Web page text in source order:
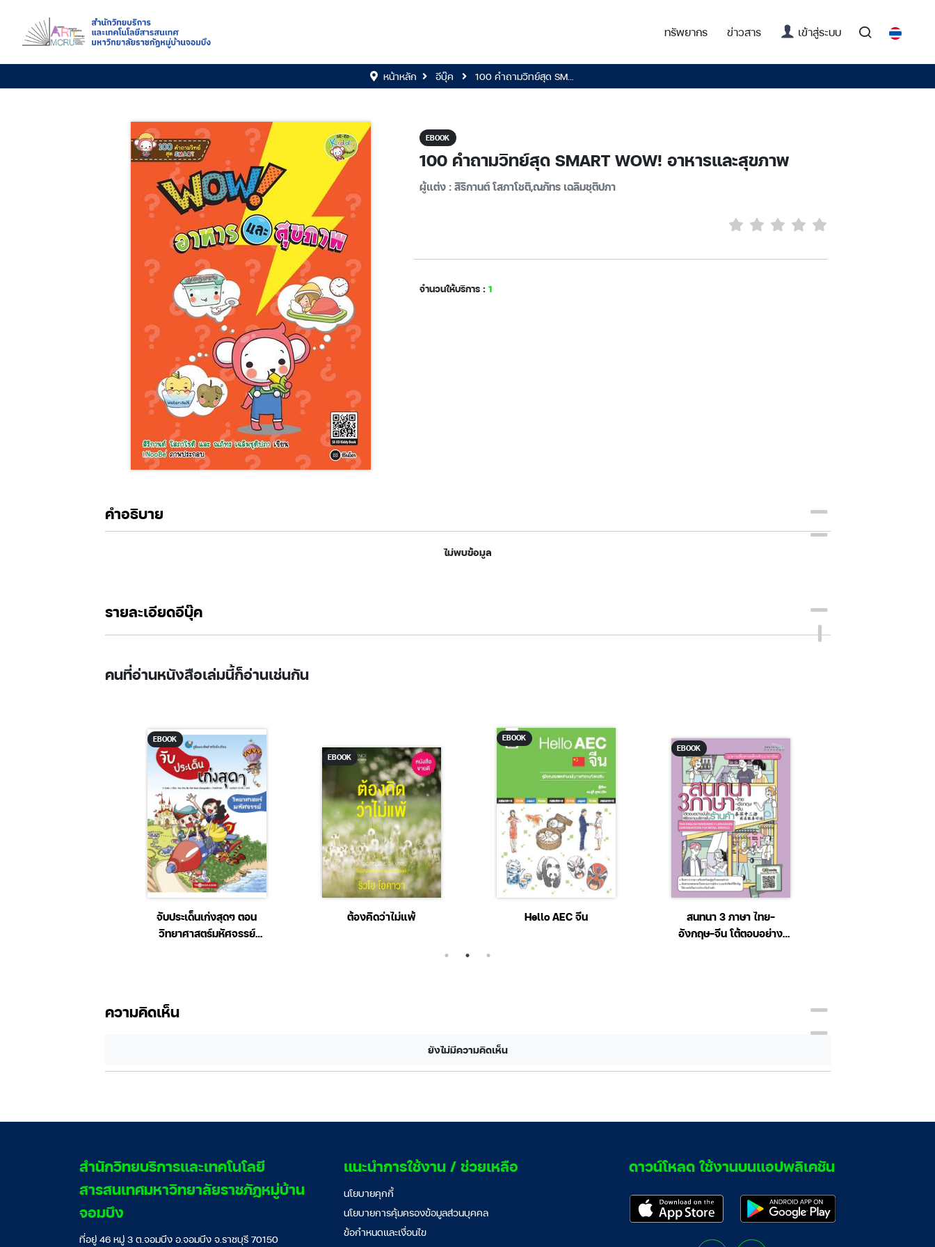
ทรัพยากร ข่าวสาร เข้าสู่ระบบ(current)
หน้าหลัก อีบุ๊ค 100 คำถามวิทย์สุด SM...
EBOOK
100 คำถามวิทย์สุด SMART WOW! อาหารและสุขภาพ
ผู้แต่ง : สิริกานต์ โสภาโชติ,ณภัทร เฉลิมชุติปภา
จำนวนให้บริการ : 1
คำอธิบาย
ไม่พบข้อมูล
รายละเอียดอีบุ๊ค
คนที่อ่านหนังสือเล่มนี้ก็อ่านเช่นกัน
EBOOK
จับประเด็นเก่งสุดๆ ตอน
วิทยาศาสตร์มหัศจรรย์
EBOOK
ต้องคิดว่าไม่แพ้
EBOOK
Hello AEC จีน
EBOOK
สนทนา 3 ภาษา ไทย-
อังกฤษ-จีน โต้ตอบอย่าง
ความคิดเห็น
ยังไม่มีความคิดเห็น
สํานักวิทยบริการและเทคโนโลยี
สารสนเทศมหาวิทยาลัยราชภัฏหมู่บ้าน
จอมบึง
ที่อยู่ 46 หมู่ 3 ต.จอมบึง อ.จอมบึง จ.ราชบุรี 70150
แนะนำการใช้งาน / ช่วยเหลือ
นโยบายคุกกี้
นโยบายการคุ้มครองข้อมูลส่วนบุคคล
ข้อกำหนดและเงื่อนไข
ดาวน์โหลด ใช้งานบนแอปพลิเคชัน